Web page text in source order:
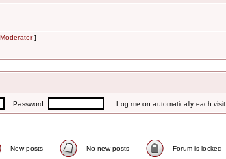
Moderator]
Password: Log me on automatically each visit
New posts No new posts Forum is locked